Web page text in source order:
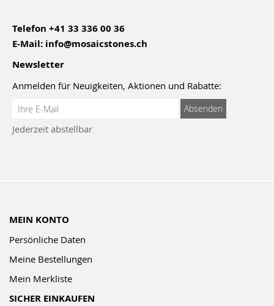
Telefon +41 33 336 00 36
E-Mail: info@mosaicstones.ch
Newsletter
Anmelden für Neuigkeiten, Aktionen und Rabatte:
Anmeldung
Newsletter:
Absenden
Jederzeit abstellbar
MEIN KONTO
Persönliche Daten
Meine Bestellungen
Mein Merkliste
SICHER EINKAUFEN